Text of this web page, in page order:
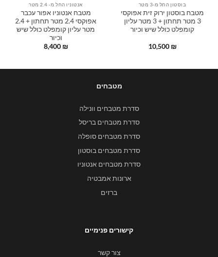
בוסטון החל מ-3 מטר
מטבח בוסטון ירוק זית אפוקסי
3 מטר תחתון + 3 מטר עליון
קומפלט כולל שיש וכיור
10,500 ₪
אנטוניו החל מ- 2.4 מטר
מטבח אנטוניו אפור עכבר
אפוקסי 2.4 מטר תחתון + 2.4
מטר עליון קומפלט כולל שיש
וכיור
8,400 ₪
מטבחים
סדרת מטבחים וונילה
סדרת מטבחים בריסל
סדרת מטבחים סופלה
סדרת מטבחים בוסטון
סדרת מטבחים אנטוניו
ארונות אמבטיה
ברזים
קישורים פנימיים
צור קשר